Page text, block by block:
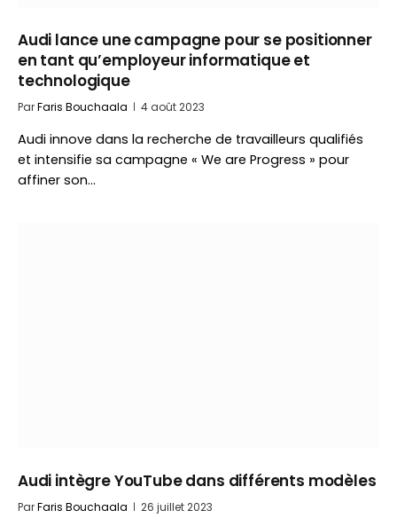
Audi lance une campagne pour se positionner
en tant qu’employeur informatique et
technologique
ParFaris Bouchaala 4 août 2023
Audi innove dans la recherche de travailleurs qualifiés
et intensifie sa campagne « We are Progress » pour
affiner son…
Audi intègre YouTube dans différents modèles
ParFaris Bouchaala 26 juillet 2023